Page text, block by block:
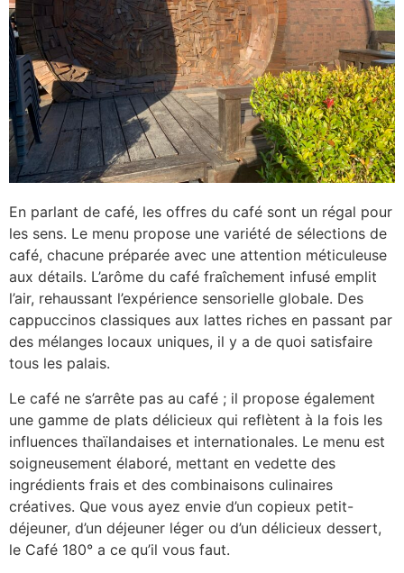
En parlant de café, les offres du café sont un régal pour
les sens. Le menu propose une variété de sélections de
café, chacune préparée avec une attention méticuleuse
aux détails. L’arôme du café fraîchement infusé emplit
l’air, rehaussant l’expérience sensorielle globale. Des
cappuccinos classiques aux lattes riches en passant par
des mélanges locaux uniques, il y a de quoi satisfaire
tous les palais.
Le café ne s’arrête pas au café ; il propose également
une gamme de plats délicieux qui reflètent à la fois les
influences thaïlandaises et internationales. Le menu est
soigneusement élaboré, mettant en vedette des
ingrédients frais et des combinaisons culinaires
créatives. Que vous ayez envie d’un copieux petit-
déjeuner, d’un déjeuner léger ou d’un délicieux dessert,
le Café 180° a ce qu’il vous faut.